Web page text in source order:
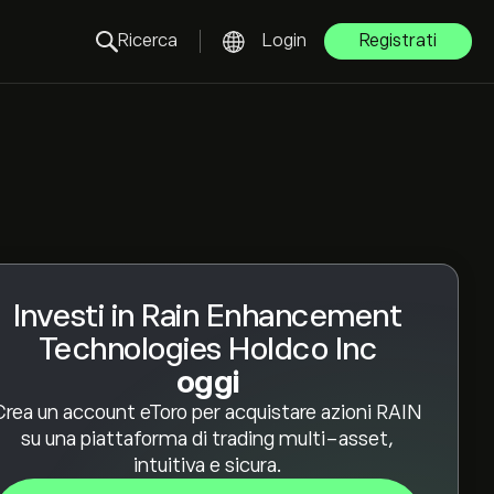
Ricerca Login Registrati
Investi in Rain Enhancement
Technologies Holdco Inc
oggi
un account eToro per acquistare azioni RAIN
su una piattaforma di trading multi-asset,
intuitiva e sicura.